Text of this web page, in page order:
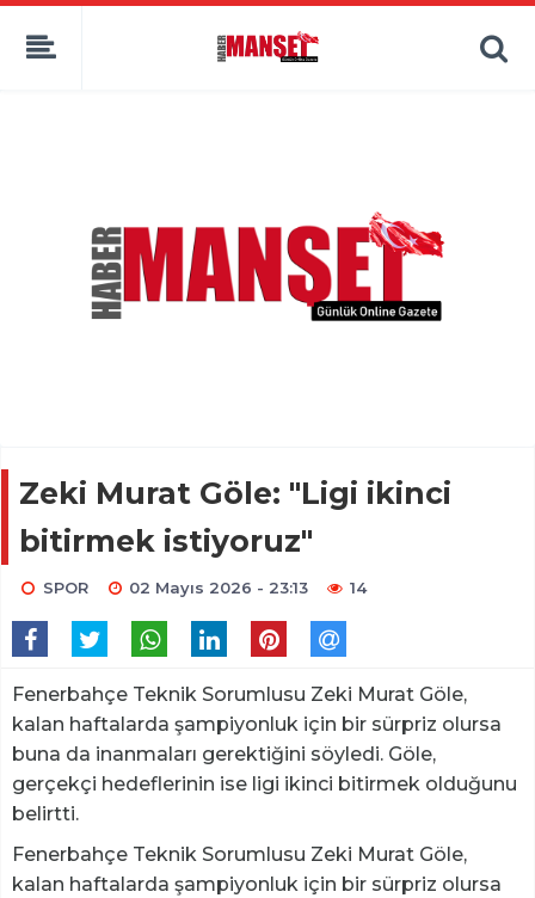
Zeki Murat Göle: "Ligi ikinci
bitirmek istiyoruz"
SPOR 02 Mayıs 2026 - 23:13 14
Fenerbahçe Teknik Sorumlusu Zeki Murat Göle,
kalan haftalarda şampiyonluk için bir sürpriz olursa
buna da inanmaları gerektiğini söyledi. Göle,
gerçekçi hedeflerinin ise ligi ikinci bitirmek olduğunu
belirtti.
Fenerbahçe Teknik Sorumlusu Zeki Murat Göle,
kalan haftalarda şampiyonluk için bir sürpriz olursa